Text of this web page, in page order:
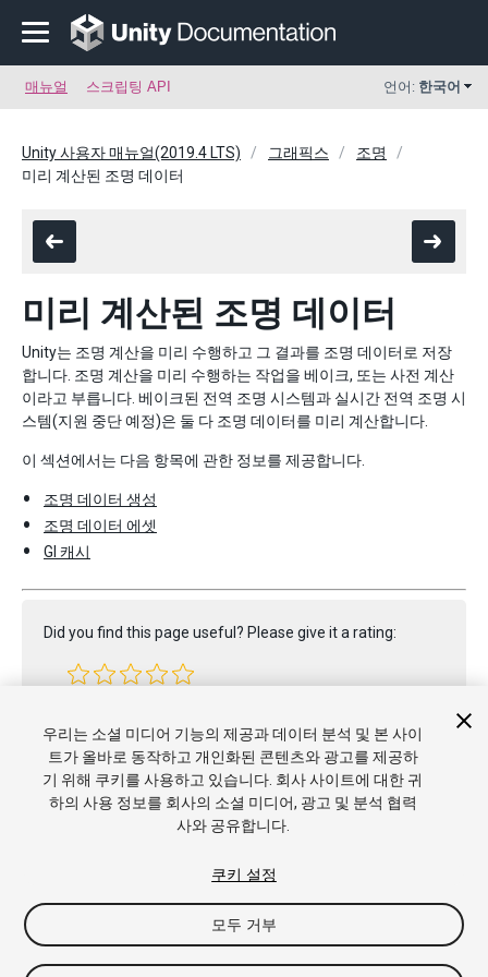
매뉴얼 스크립팅 API 언어: 한국어
Unity 사용자 매뉴얼(2019.4 LTS) 그래픽스
조명
미리 계산된 조명 데이터
미리 계산된 조명 데이터
Unity는 조명 계산을 미리 수행하고 그 결과를 조명 데이터로 저장
합니다. 조명 계산을 미리 수행하는 작업을 베이크, 또는 사전 계산
이라고 부릅니다. 베이크된 전역 조명 시스템과 실시간 전역 조명 시
스템(지원 중단 예정)은 둘 다 조명 데이터를 미리 계산합니다.
이 섹션에서는 다음 항목에 관한 정보를 제공합니다.
조명 데이터 생성
조명 데이터 에셋
GI 캐시
Did you find this page useful? Please give it a rating:
Copyright © 2020 Unity Technologies. Publication 2019.4
우리는 소셜 미디어 기능의 제공과 데이터 분석 및 본 사이
트가 올바로 동작하고 개인화된 콘텐츠와 광고를 제공하
기 위해 쿠키를 사용하고 있습니다. 회사 사이트에 대한 귀
하의 사용 정보를 회사의 소셜 미디어, 광고 및 분석 협력
사와 공유합니다.
쿠키 설정
모두 거부